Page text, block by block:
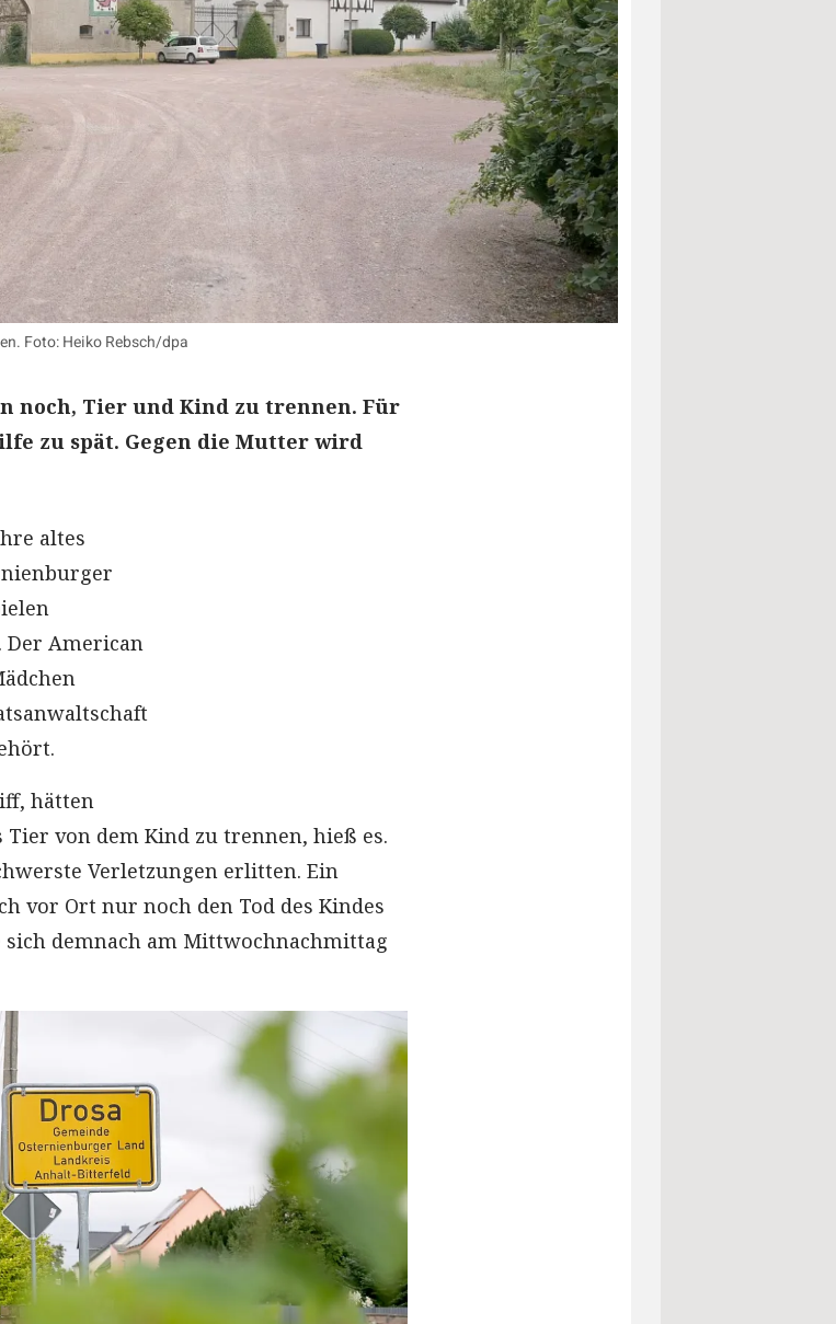
Foto: Heiko Rebsch/dpa
noch, Tier und Kind zu trennen. Für
zu spät. Gegen die Mutter wird
altes
American
hätten
von dem Kind zu trennen, hieß es.
Verletzungen erlitten. Ein
vor Ort nur noch den Tod des Kindes
demnach am Mittwochnachmittag